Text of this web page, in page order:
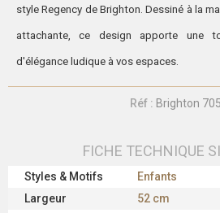
style Regency de Brighton. Dessiné à la
attachante, ce design apporte une
d'élégance ludique à vos espaces.
Réf : Brighton
FICHE TECHNIQUE
Styles & Motifs
Enfants
Largeur
52 cm